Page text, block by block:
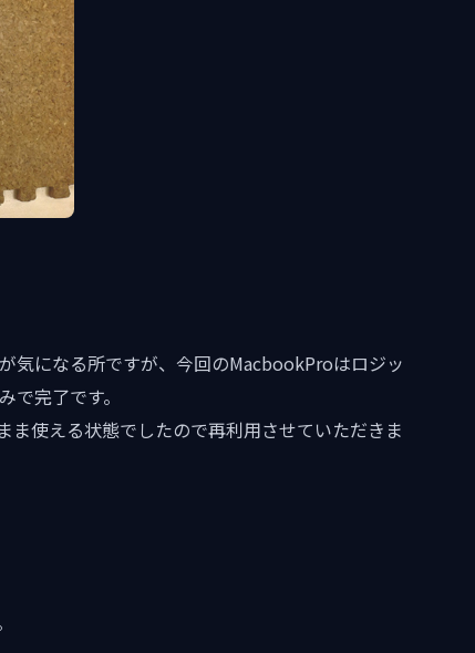
気になる所ですが、今回のMacbookProはロジッ
完了です。
ま使える状態でしたので再利用させていただきま